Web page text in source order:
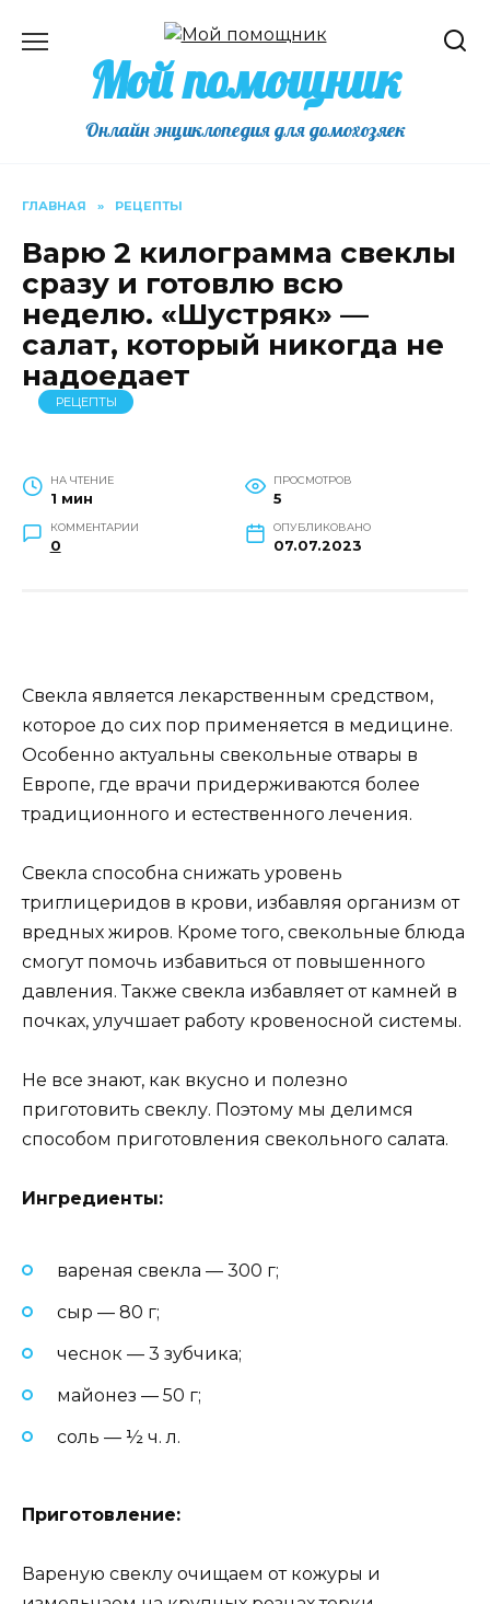
содержаниюМой помощник
Онлайн энциклопедия для домохозяек
ГЛАВНАЯ » РЕЦЕПТЫ
Варю 2 килограмма свеклы
сразу и готовлю всю
неделю. «Шустряк» —
салат, который никогда не
надоедает
РЕЦЕПТЫ
НА ЧТЕНИЕ
1 мин
ПРОСМОТРОВ
5
КОММЕНТАРИИ
0
ОПУБЛИКОВАНО
07.07.2023
Свекла является лекарственным средством,
которое до сих пор применяется в медицине.
Особенно актуальны свекольные отвары в
Европе, где врачи придерживаются более
традиционного и естественного лечения.
Свекла способна снижать уровень
триглицеридов в крови, избавляя организм от
вредных жиров. Кроме того, свекольные блюда
смогут помочь избавиться от повышенного
давления. Также свекла избавляет от камней в
почках, улучшает работу кровеносной системы.
Не все знают, как вкусно и полезно
приготовить свеклу. Поэтому мы делимся
способом приготовления свекольного салата.
Ингредиенты:
вареная свекла — 300 г;
сыр — 80 г;
чеснок — 3 зубчика;
майонез — 50 г;
соль — ½ ч. л.
Приготовление:
Вареную свеклу очищаем от кожуры и